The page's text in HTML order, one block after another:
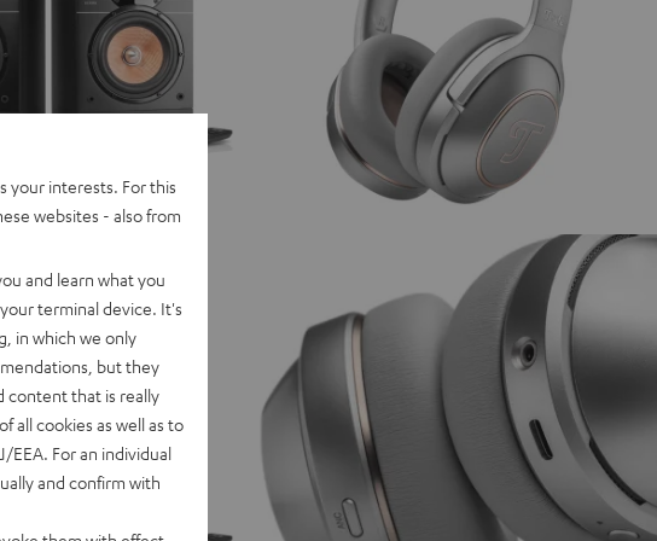
your interests. For this
websites - also from
and learn what you
terminal device. It's
in which we only
but they
content that is really
all cookies as well as to
EEA. For an individual
and confirm with